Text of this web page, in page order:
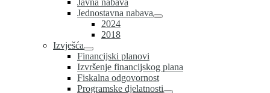
Javna nabava
Jednostavna nabava
2024
2018
Izvješća
Financijski planovi
Izvršenje financijskog plana
Fiskalna odgovornost
Programske djelatnosti